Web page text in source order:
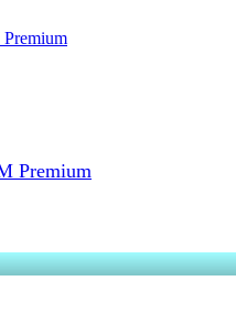
Premium